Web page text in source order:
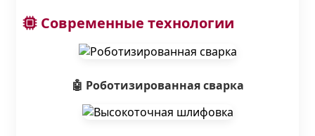
Современные технологии
🤖 Роботизированная сварка